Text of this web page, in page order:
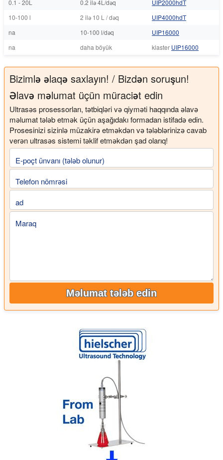
0.1 - 20L
0.2 ilə 4L/dəq
UIP2000hdT
10-100 l
2 ilə 10 L / dəq
UIP4000hdT
na
10-100 l/dəq
UIP16000
na
daha böyük klaster UIP16000
Bizimlə əlaqə saxlayın! / Bizdən soruşun!
Əlavə məlumat üçün müraciət edin
Ultrasəs prosessorları, tətbiqləri və qiyməti haqqında əlavə
məlumat tələb etmək üçün aşağıdakı formadan istifadə edin.
Prosesinizi sizinlə müzakirə etməkdən və tələblərinizə cavab
verən ultrasəs sistemi təklif etməkdən şad olarıq!
E-poçt ünvanı (tələb olunur)
Telefon nömrəsi
ad
Maraq
Məlumat tələb edin